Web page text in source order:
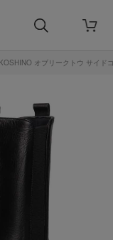
オブリークトウ サイド